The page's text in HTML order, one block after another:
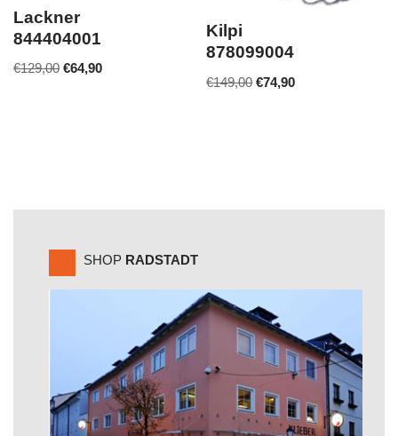
Lackner
844404001
€129,00 €64,90
Kilpi
878099004
€149,00 €74,90
SHOP RADSTADT